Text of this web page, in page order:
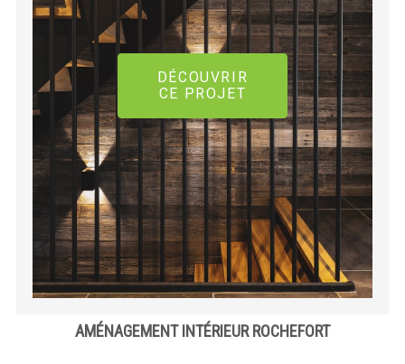
DÉCOUVRIR
CE PROJET
AMÉNAGEMENT INTÉRIEUR ROCHEFORT